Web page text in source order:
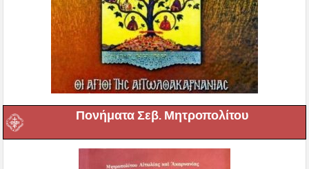
Πονήματα Σεβ. Μητροπολίτου